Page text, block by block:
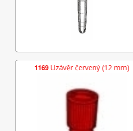
1169 Uzávěr červený (12 mm)